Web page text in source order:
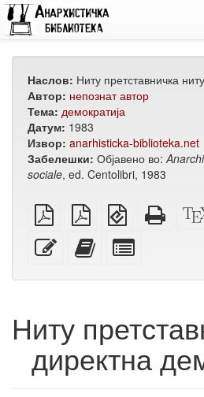
Наслов: Ниту претставничка
Автор: непознат автор
Тема: демократија
Датум: 1983
Извор: anarhisticka-biblioteka.net
Забелешки: Објавено во:
sociale, ed. Centolibri, 1983
обичен
PDF
А4
PDF
печатење
EPUB
(за
мобилни
уреди)
HTML
Уреди
текст
Додади
текст
за
Ниту
директна